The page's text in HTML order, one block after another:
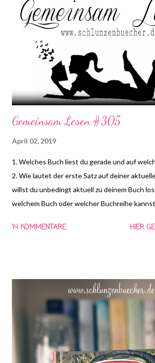
Äußeres, hat Halluzinationen, wird paranoid
Tages sogar eine ganze Heerschar von
gegen die Fensterscheiben ihres Hauses
Überfluss dringen nachts Sex-Geräusche aus
Zimmer, woraufhin die christlichen Eltern ihre
überprüfen lassen – ohne Ergebnis.
Gemeinsam Lesen #305
April 02, 2019
1. Welches Buch liest du gerade und auf
2. Wie lautet der erste Satz auf deiner
willst du unbedingt aktuell zu deinem Buch
welchem Buch oder welcher Buchreihe
euch schon die Frage für nächste Woche
Teilnehmen darf jeder wann immer er Lust
Die Fragen dürfen auch nach Dienstag noch
werden. Bitte benutzt bei einer Teilnahme
Lesen Logo! die farbliche Anpassung auf
das Logo darf aber in seinen Bestandteilen
14 KOMMENTARE HIER